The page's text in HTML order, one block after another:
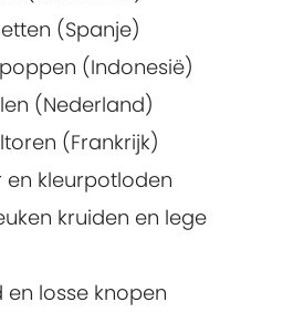
(Spanje)
(Indonesië)
(Nederland)
(Frankrijk)
en kleurpotloden
kruiden en lege
losse knopen